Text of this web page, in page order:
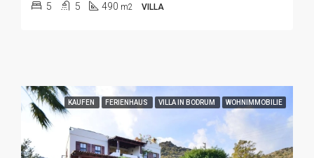
5 5 490 m2 VILLA
KAUFEN FERIENHAUS VILLA IN BODRUM WOHNIMMOBILIE